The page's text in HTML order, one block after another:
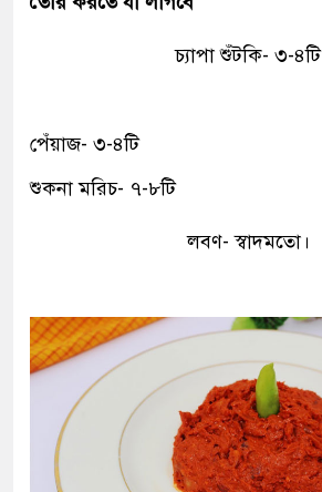
চ্যাপা শুঁটকি- ৩-৪টি
পেঁয়াজ- ৩-৪টি
শুকনা মরিচ- ৭-৮টি
লবণ- স্বাদমতো।